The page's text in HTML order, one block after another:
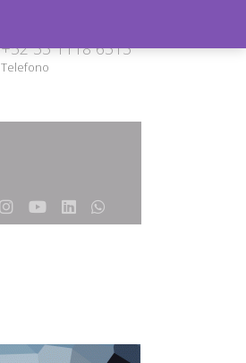
+52 33 1118 6313
Telefono